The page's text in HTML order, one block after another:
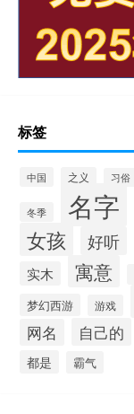
标签
中国 之义 习俗
冬季 名字
女孩 好听
实木 寓意
梦幻西游 游戏
网名 自己的
都是 霸气